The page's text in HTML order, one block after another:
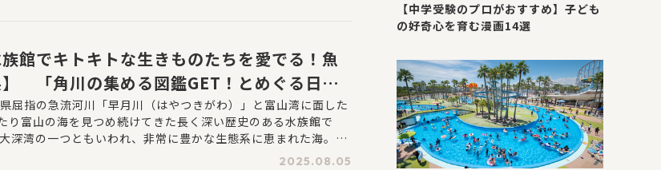
館でキトキトな生きものたちを愛でる！魚
「角川の集める図鑑GET！とめぐる日本
屈指の急流河川「早月川（はやつきがわ）」と富山湾に面した
り富山の海を見つめ続けてきた長く深い歴史のある水族館で
深湾の一つともいわれ、非常に豊かな生態系に恵まれた海。ホ
ニズワイガニ、ブリなどをはじめ、富山ならではの魅力的な生き
2025.08.05
【中学受験のプロがおすすめ】子ども
の好奇心を育む漫画14選